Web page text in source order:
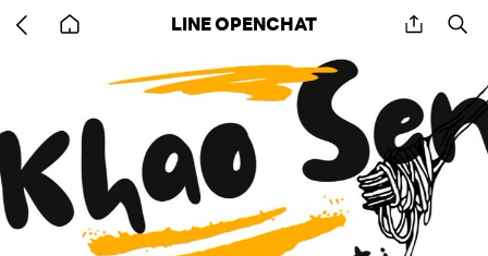
back LINE OPENCHAT share